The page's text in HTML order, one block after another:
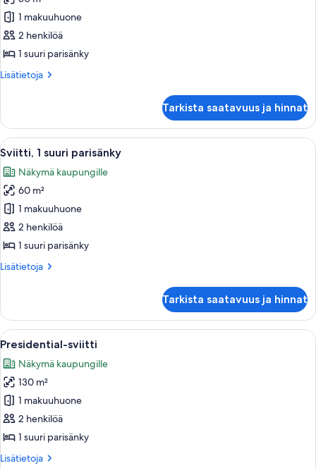
suuri
parisänky
1 makuuhuone
2 henkilöä
1 suuri parisänky
Lisätietoja
Lisätietoja
suuri
parisänky
Tarkista saatavuus ja hinnat
Avaa
kaikki
huonetyypin
Sviitti,
suuri
parisänky
Hotellihuone, jossa on suuri sänky,
8
Sviitti, 1 suuri parisänky
Näkymä kaupungille
60 m²
1 makuuhuone
2 henkilöä
1 suuri parisänky
Lisätietoja
Lisätietoja
suuri
parisänky
Tarkista saatavuus ja hinnat
Avaa
kaikki
huonetyypin
Presidential-
sviitti
kuvat
Hotellihuone, jossa on suuri sänky,
7
Presidential-sviitti
Näkymä kaupungille
130 m²
1 makuuhuone
2 henkilöä
1 suuri parisänky
Lisätietoja
Lisätietoja